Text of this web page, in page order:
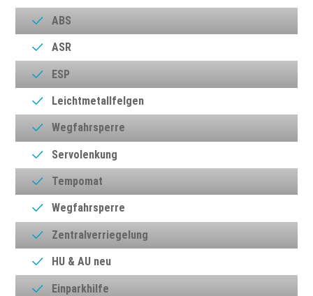
ABS
ASR
ESP
Leichtmetallfelgen
Wegfahrsperre
Servolenkung
Tempomat
Wegfahrsperre
Zentralverriegelung
HU & AU neu
Einparkhilfe